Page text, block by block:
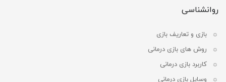
روانشناسی
بازی و تعاریف بازی
روش های بازی درمانی
کاربرد بازی درمانی
وسایل بازی درمانی